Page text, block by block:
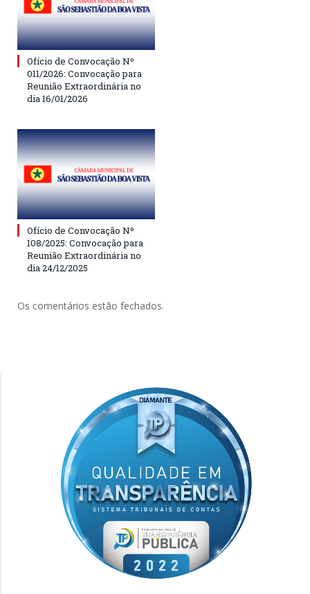
Ofício de Convocação Nº
011/2026: Convocação para
Reunião Extraordinária no
dia 16/01/2026
Ofício de Convocação Nº
108/2025: Convocação para
Reunião Extraordinária no
dia 24/12/2025
Os comentários estão fechados.